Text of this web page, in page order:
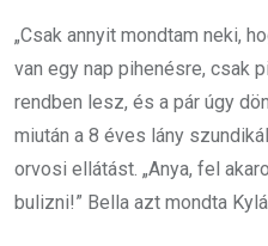
„Csak annyit mondtam neki,
van egy nap pihenésre, csak
rendben lesz, és a pár úgy
miután a 8 éves lány
orvosi ellátást. „Anya, fel
bulizni!” Bella azt mondta